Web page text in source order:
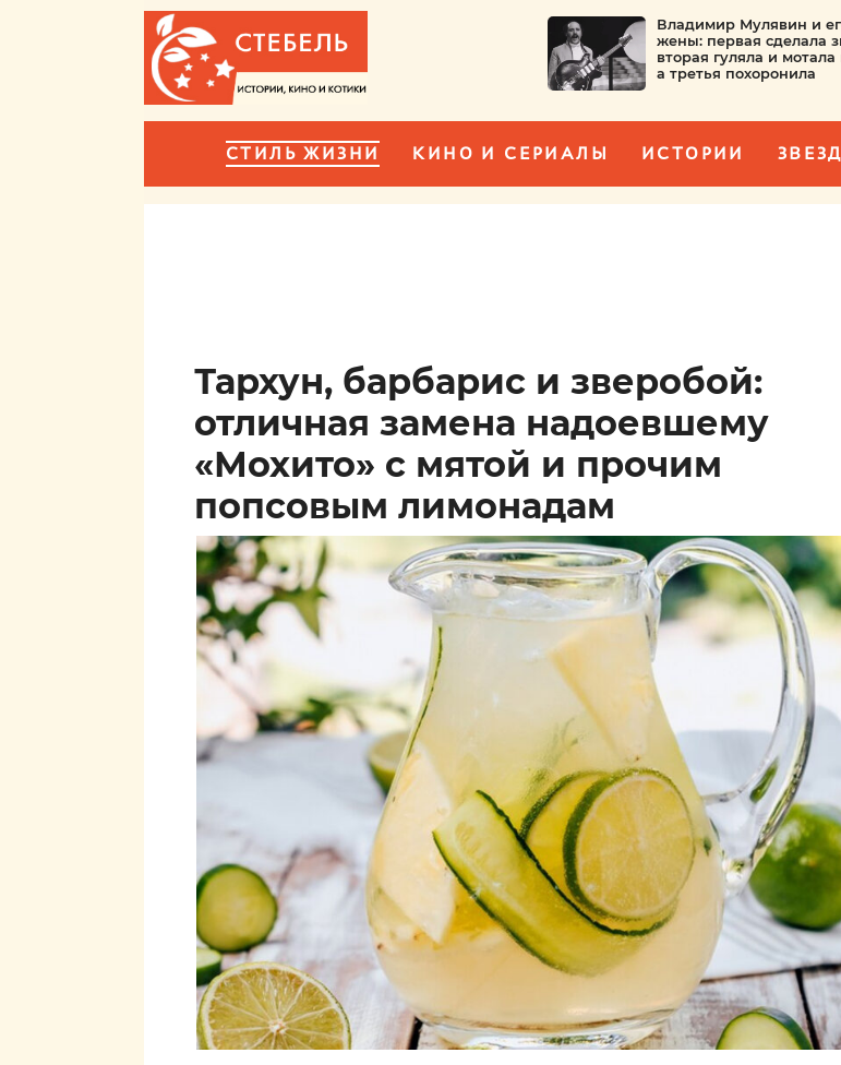
Владимир Мулявин и
жены: первая сделала
вторая гуляла и
а третья похоронила
СТИЛЬ ЖИЗНИ КИНО И СЕРИАЛЫ ИСТОРИИ
Тархун, барбарис и зверобой:
отличная замена надоевшему
«Мохито» с мятой и прочим
попсовым лимонадам